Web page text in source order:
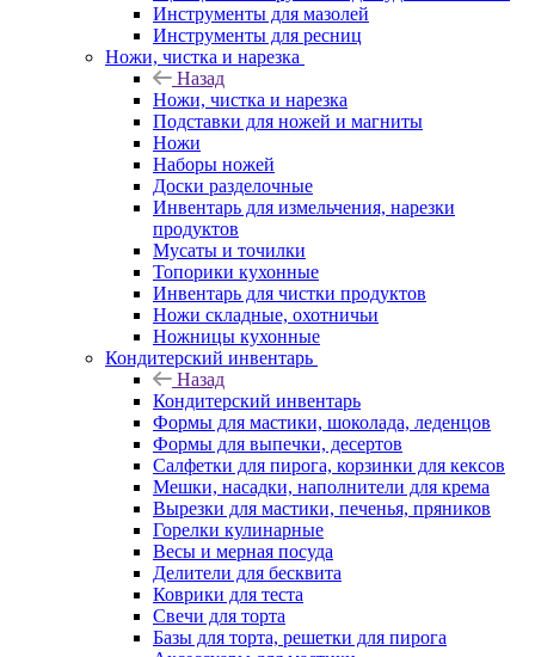
Инструменты для мазолей
Инструменты для ресниц
Ножи, чистка и нарезка
Назад
Ножи, чистка и нарезка
Подставки для ножей и магниты
Ножи
Наборы ножей
Доски разделочные
Инвентарь для измельчения, нарезки
продуктов
Мусаты и точилки
Топорики кухонные
Инвентарь для чистки продуктов
Ножи складные, охотничьи
Ножницы кухонные
Кондитерский инвентарь
Назад
Кондитерский инвентарь
Формы для мастики, шоколада, леденцов
Формы для выпечки, десертов
Салфетки для пирога, корзинки для кексов
Мешки, насадки, наполнители для крема
Вырезки для мастики, печенья, пряников
Горелки кулинарные
Весы и мерная посуда
Делители для бесквита
Коврики для теста
Свечи для торта
Базы для торта, решетки для пирога